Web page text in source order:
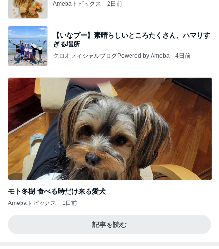
Amebaトピックス 2日前
【いなプー】素晴らしいところたくさん、ハマりす
ぎる場所
クロオフィシャルブログPowered by Ameba 4日前
モト冬樹 食べる時だけ来る愛犬
Amebaトピックス 1日前
記事を読む